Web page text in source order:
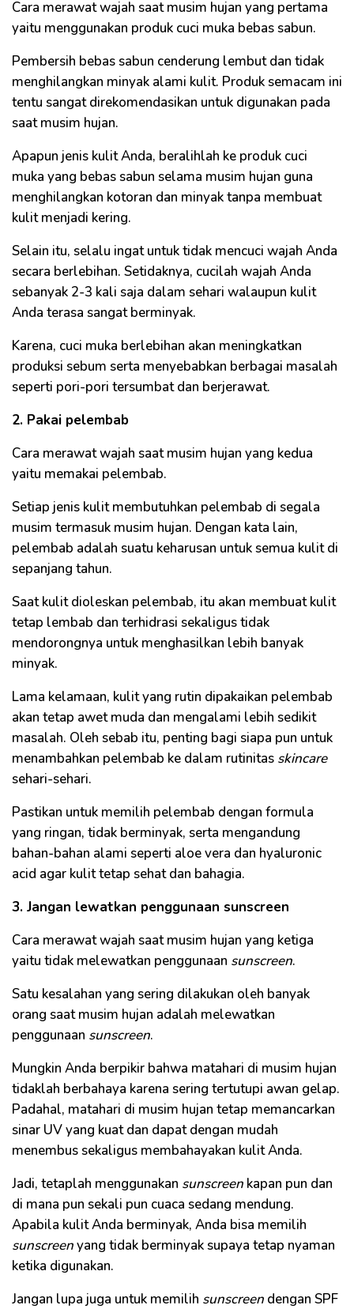
Cara merawat wajah saat musim hujan yang pertama
yaitu menggunakan produk cuci muka bebas sabun.
Pembersih bebas sabun cenderung lembut dan tidak
menghilangkan minyak alami kulit. Produk semacam ini
tentu sangat direkomendasikan untuk digunakan pada
saat musim hujan.
Apapun jenis kulit Anda, beralihlah ke produk cuci
muka yang bebas sabun selama musim hujan guna
menghilangkan kotoran dan minyak tanpa membuat
kulit menjadi kering.
Selain itu, selalu ingat untuk tidak mencuci wajah Anda
secara berlebihan. Setidaknya, cucilah wajah Anda
sebanyak 2-3 kali saja dalam sehari walaupun kulit
Anda terasa sangat berminyak.
Karena, cuci muka berlebihan akan meningkatkan
produksi sebum serta menyebabkan berbagai masalah
seperti pori-pori tersumbat dan berjerawat.
2. Pakai pelembab
Cara merawat wajah saat musim hujan yang kedua
yaitu memakai pelembab.
Setiap jenis kulit membutuhkan pelembab di segala
musim termasuk musim hujan. Dengan kata lain,
pelembab adalah suatu keharusan untuk semua kulit di
sepanjang tahun.
Saat kulit dioleskan pelembab, itu akan membuat kulit
tetap lembab dan terhidrasi sekaligus tidak
mendorongnya untuk menghasilkan lebih banyak
minyak.
Lama kelamaan, kulit yang rutin dipakaikan pelembab
akan tetap awet muda dan mengalami lebih sedikit
masalah. Oleh sebab itu, penting bagi siapa pun untuk
menambahkan pelembab ke dalam rutinitas skincare
sehari-sehari.
Pastikan untuk memilih pelembab dengan formula
yang ringan, tidak berminyak, serta mengandung
bahan-bahan alami seperti aloe vera dan hyaluronic
acid agar kulit tetap sehat dan bahagia.
3. Jangan lewatkan penggunaan sunscreen
Cara merawat wajah saat musim hujan yang ketiga
yaitu tidak melewatkan penggunaan sunscreen.
Satu kesalahan yang sering dilakukan oleh banyak
orang saat musim hujan adalah melewatkan
penggunaan sunscreen.
Mungkin Anda berpikir bahwa matahari di musim hujan
tidaklah berbahaya karena sering tertutupi awan gelap.
Padahal, matahari di musim hujan tetap memancarkan
sinar UV yang kuat dan dapat dengan mudah
menembus sekaligus membahayakan kulit Anda.
Jadi, tetaplah menggunakan sunscreen kapan pun dan
di mana pun sekali pun cuaca sedang mendung.
Apabila kulit Anda berminyak, Anda bisa memilih
sunscreenyang tidak berminyak supaya tetap nyaman
ketika digunakan.
Jangan lupa juga untuk memilih sunscreen dengan SPF